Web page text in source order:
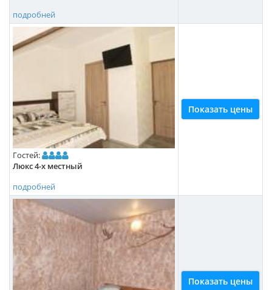
подробней
Гостей:
Люкс 4-х местный
подробней
Показать цены
Показать цены